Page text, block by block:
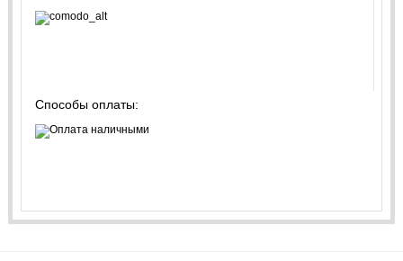
Способы оплаты: